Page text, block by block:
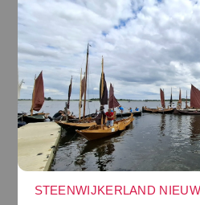
STEENWIJKERLAND